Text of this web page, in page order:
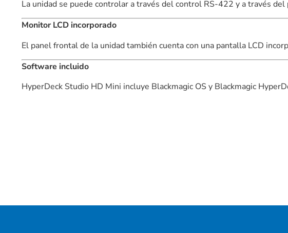
La unidad se puede controlar a través del control RS-422 y a través
Monitor LCD incorporado
El panel frontal de la unidad también cuenta con una pantalla LCD
Software incluido
HyperDeck Studio HD Mini incluye Blackmagic OS y Blackmagic